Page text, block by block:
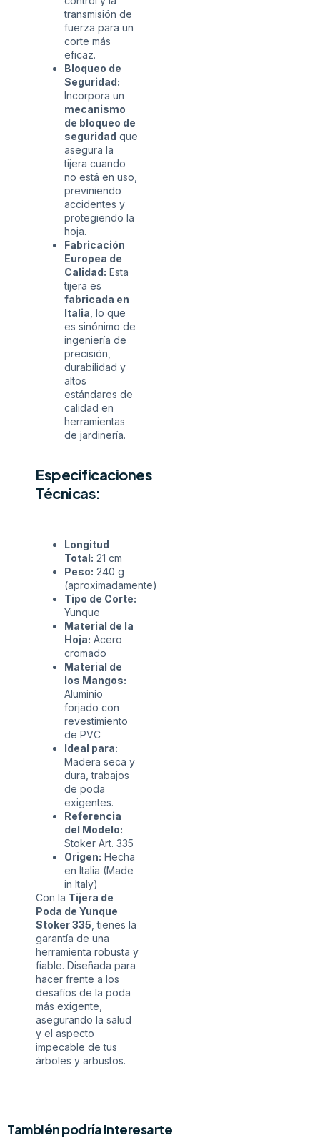
transmisión de
fuerza para un
corte más
eficaz.
Bloqueo de
Seguridad:
Incorpora un
mecanismo
de bloqueo de
seguridad que
asegura la
tijera cuando
no está en uso,
previniendo
accidentes y
protegiendo la
hoja.
Fabricación
Europea de
Calidad: Esta
tijera es
fabricada en
Italia , lo que
es sinónimo de
ingeniería de
precisión,
durabilidad y
altos
estándares de
calidad en
herramientas
de jardinería.
Especificaciones
Técnicas:
Longitud
Total: 21 cm
Peso: 240 g
(aproximadamente)
Tipo de Corte:
Yunque
Material de la
Hoja: Acero
cromado
Material de
los Mangos:
Aluminio
forjado con
revestimiento
de PVC
Ideal para:
Madera seca y
dura, trabajos
de poda
exigentes.
Referencia
del Modelo:
Stoker Art. 335
Origen: Hecha
en Italia (Made
in Italy)
Con la Tijera de
Poda de Yunque
Stoker 335 , tienes la
garantía de una
herramienta robusta y
fiable. Diseñada para
hacer frente a los
desafíos de la poda
más exigente,
asegurando la salud
y el aspecto
impecable de tus
árboles y arbustos.
También podría interesarte